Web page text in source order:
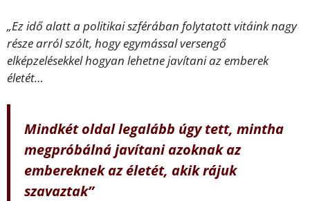
„Ez idő alatt a politikai szférában folytatott vitáink nagy
része arról szólt, hogy egymással versengő
elképzelésekkel hogyan lehetne javítani az emberek
életét…
Mindkét oldal legalább úgy tett, mintha
megpróbálná javítani azoknak az
embereknek az életét, akik rájuk
szavaztak”